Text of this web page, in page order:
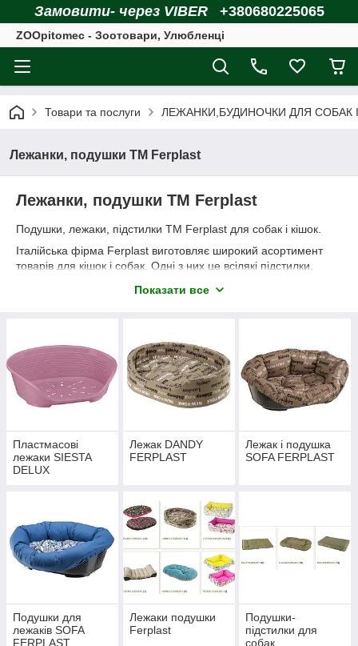
Замовити- через VIBER +380680225065
ZOOpitomec - Зоотовари, Улюбленці
Товари та послуги ЛЕЖАНКИ,БУДИНОЧКИ ДЛЯ СОБАК
Лежанки, подушки ТМ Ferplast
Лежанки, подушки ТМ Ferplast
Подушки, лежаки, підстилки ТМ Ferplast для собак і кішок.
Італійська фірма Ferplast виготовляє широкий асортимент
товарів для кішок і собак. Одні з них це всілякі підстилки,
приємного відпочинку вашого домашнього улюбленця. Все
тварин. Вам залишається тільки визначитися з перебігу
виборів моделі і кольору, які підійдуть звичаїв вашого
улюбленця. Робіть свій вибір разом з інтернет-магазином
ЗООПИТОМЕЦ.
Показати все
Пластмасові
лежаки SIESTA
DELUX
Лежак DANDY
FERPLAST
Лежак і подушка
SOFA FERPLAST
Подушки для
лежаків SOFA
FERPLAST
Лежаки подушки
Ferplast
Подушки-
підстилки для
собак